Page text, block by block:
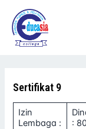
konten
Sertifikat 9
Izin
Lembaga :
: